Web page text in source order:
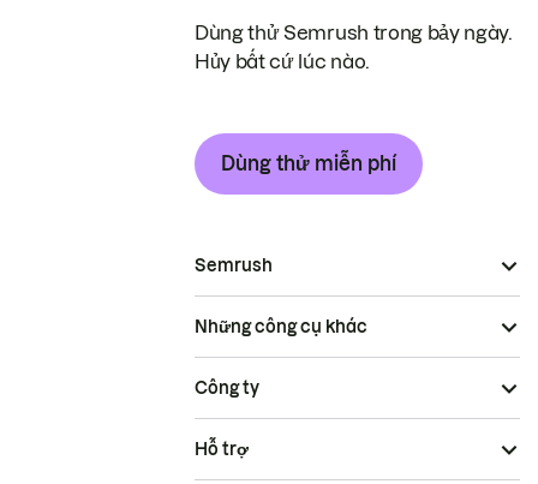
Dùng thử Semrush trong bảy ngày.
Hủy bất cứ lúc nào.
Dùng thử miễn phí
Semrush
Những công cụ khác
Công ty
Hỗ trợ